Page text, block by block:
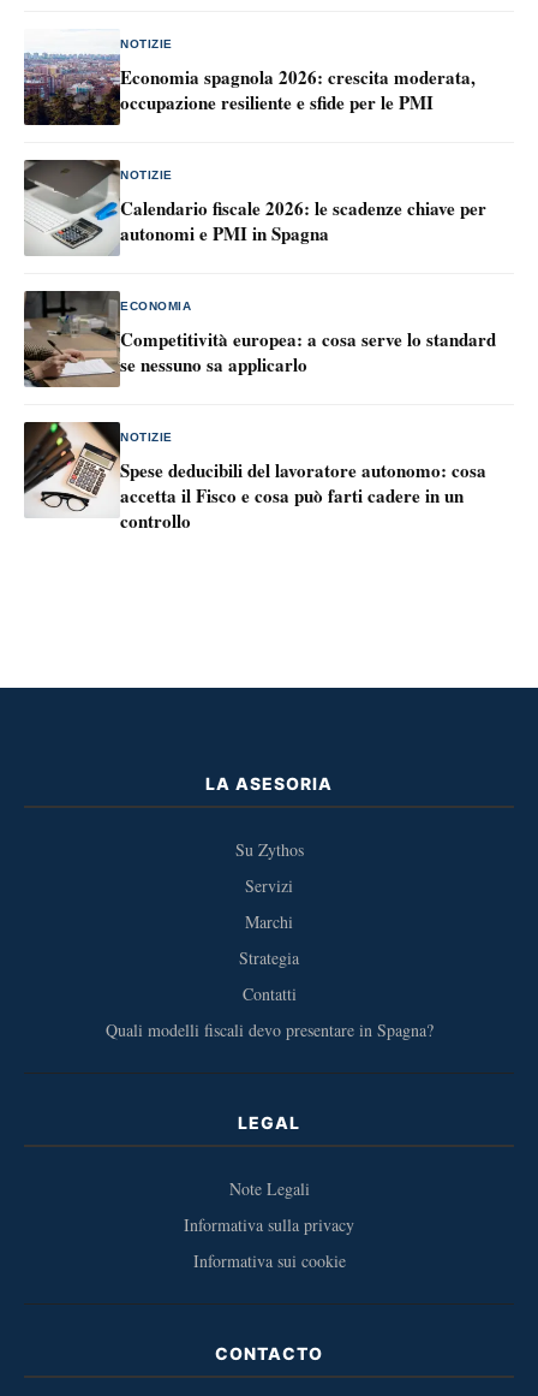
NOTIZIE
Economia spagnola 2026: crescita moderata,
occupazione resiliente e sfide per le PMI
NOTIZIE
Calendario fiscale 2026: le scadenze chiave per
autonomi e PMI in Spagna
ECONOMIA
Competitività europea: a cosa serve lo standard
se nessuno sa applicarlo
NOTIZIE
Spese deducibili del lavoratore autonomo: cosa
accetta il Fisco e cosa può farti cadere in un
controllo
LA ASESORIA
Su Zythos
Servizi
Marchi
Strategia
Contatti
Quali modelli fiscali devo presentare in Spagna?
LEGAL
Note Legali
Informativa sulla privacy
Informativa sui cookie
CONTACTO